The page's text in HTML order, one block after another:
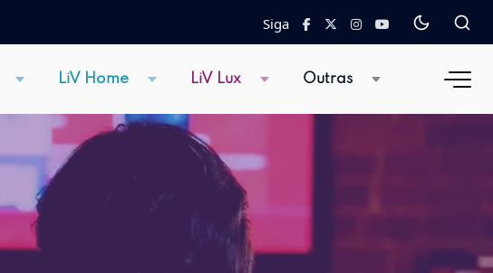
Siga
LiV Home LiV Lux Outras